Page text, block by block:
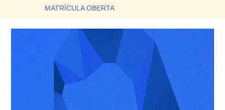
MATRÍCULA OBERTA